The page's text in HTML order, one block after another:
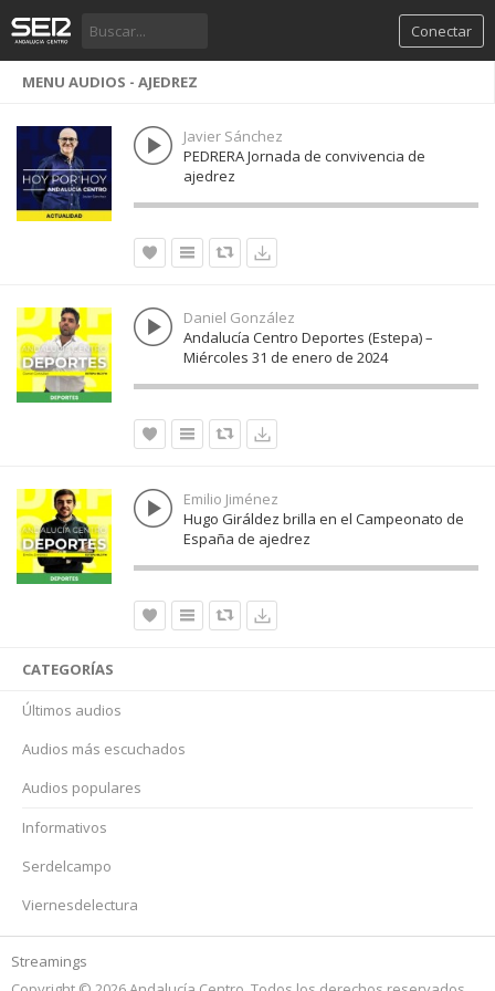
Conectar
MENU AUDIOS - AJEDREZ
Javier Sánchez
PEDRERA Jornada de convivencia de
ajedrez
Daniel González
Andalucía Centro Deportes (Estepa) –
Miércoles 31 de enero de 2024
Emilio Jiménez
Hugo Giráldez brilla en el Campeonato de
España de ajedrez
CATEGORÍAS
Últimos audios
Audios más escuchados
Audios populares
Informativos
Serdelcampo
Viernesdelectura
Streamings